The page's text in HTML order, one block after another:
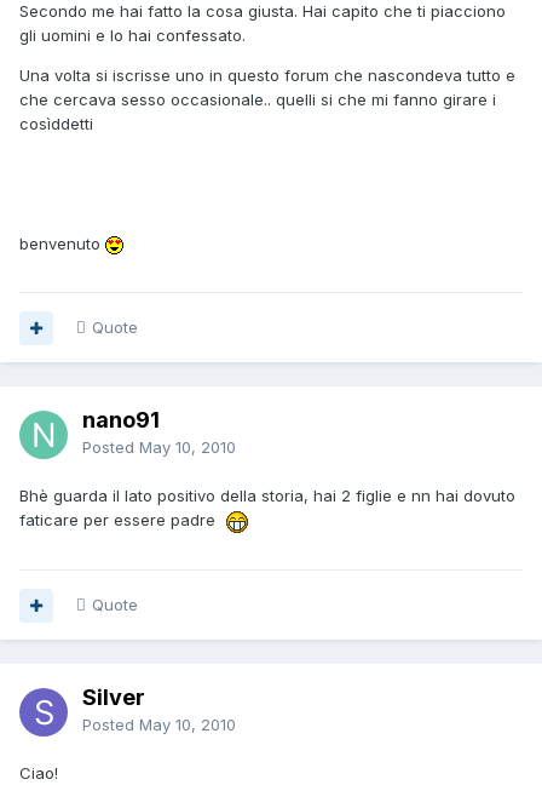
Secondo me hai fatto la cosa giusta. Hai capito che ti piacciono
gli uomini e lo hai confessato.
Una volta si iscrisse uno in questo forum che nascondeva tutto e
che cercava sesso occasionale.. quelli si che mi fanno girare i
cosìddetti
benvenuto
Quote
nano91
Posted May 10, 2010
Bhè guarda il lato positivo della storia, hai 2 figlie e nn hai dovuto
faticare per essere padre
Quote
Silver
Posted May 10, 2010
Ciao!